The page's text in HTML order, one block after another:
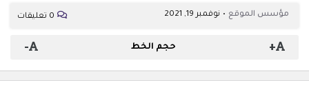
مؤسس الموقع نوفمبر 19, 2021 0 تعليقات
+ حجم الخط -